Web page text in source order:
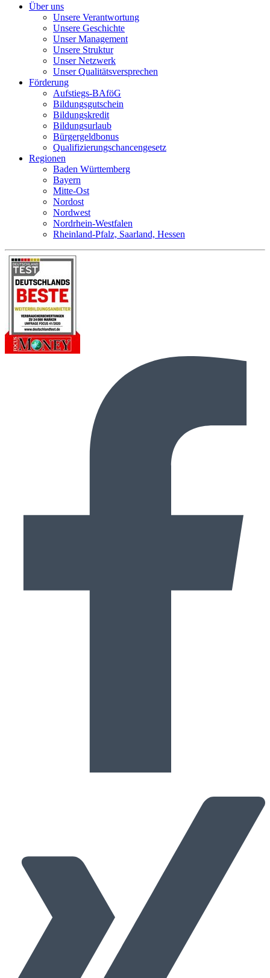
Über uns
Unsere Verantwortung
Unsere Geschichte
Unser Management
Unsere Struktur
Unser Netzwerk
Unser Qualitätsversprechen
Förderung
Aufstiegs-BAföG
Bildungsgutschein
Bildungskredit
Bildungsurlaub
Bürgergeldbonus
Qualifizierungschancengesetz
Regionen
Baden Württemberg
Bayern
Mitte-Ost
Nordost
Nordwest
Nordrhein-Westfalen
Rheinland-Pfalz, Saarland, Hessen